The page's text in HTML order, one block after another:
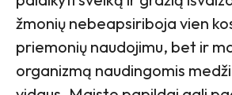
žmonių nebeapsiriboja vien
priemonių naudojimu, bet ir
organizmą naudingomis